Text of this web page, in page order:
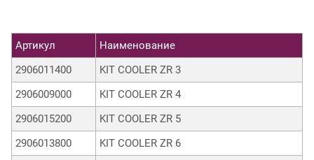
Артикул
Наименование
2906011400
KIT COOLER ZR 3
2906009000
KIT COOLER ZR 4
2906015200
KIT COOLER ZR 5
2906013800
KIT COOLER ZR 6